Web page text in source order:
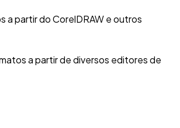
a partir do CorelDRAW e outros
a partir de diversos editores de